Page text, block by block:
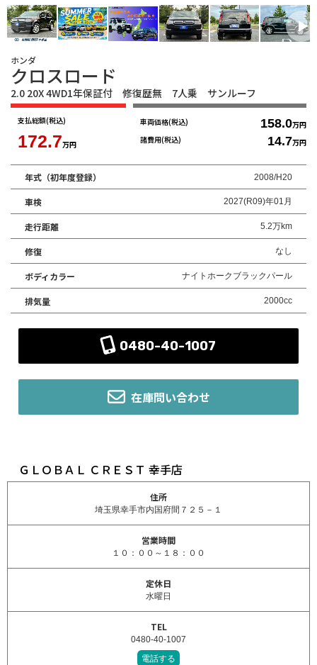
ホンダ
クロスロード
2.0 20X 4WD1年保証付 修復歴無 7人乗 サンルーフ
支払総額(税込)
172.7万円
車両価格(税込) 158.0万円
諸費用(税込) 14.7万円
年式（初年度登録） 2008/H20
車検 2027(R09)年01月
走行距離 5.2万km
修復 なし
ボディカラー ナイトホークブラックパール
排気量 2000cc
0480-40-1007
在庫問い合わせ
ＧＬＯＢＡＬ ＣＲＥＳＴ 幸手店
住所
埼玉県幸手市内国府間７２５－１
営業時間
１０：００～１８：００
定休日
水曜日
TEL
0480-40-1007
電話する